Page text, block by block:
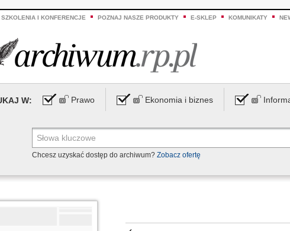
SZKOLENIA I KONFERENCJE POZNAJ NASZE PRODUKTY E-SKLEP KOMUNIKATY
W: Prawo Ekonomia i biznes
Chcesz uzyskać dostęp do archiwum? Zobacz ofertę